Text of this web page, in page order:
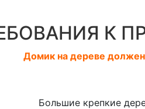
К
Домик на дереве
Большие крепкие